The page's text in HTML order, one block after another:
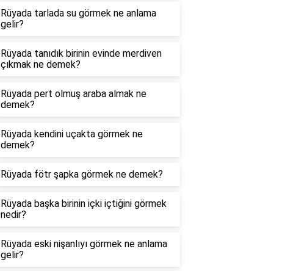
Rüyada tarlada su görmek ne anlama
gelir?
Rüyada tanıdık birinin evinde merdiven
çıkmak ne demek?
Rüyada pert olmuş araba almak ne
demek?
Rüyada kendini uçakta görmek ne
demek?
Rüyada fötr şapka görmek ne demek?
Rüyada başka birinin içki içtiğini görmek
nedir?
Rüyada eski nişanlıyı görmek ne anlama
gelir?